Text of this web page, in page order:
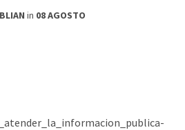
in 08 AGOSTO